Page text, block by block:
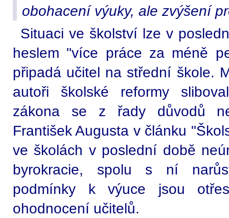
obohacení výuky, ale zvýšení
Situaci ve školství lze v
heslem "více práce za méně
připadá učitel na střední škole.
autoři školské reformy
zákona se z řady důvodů
František Augusta v článku
ve školách v poslední době
byrokracie, spolu s ní
podmínky k výuce jsou
ohodnocení učitelů.